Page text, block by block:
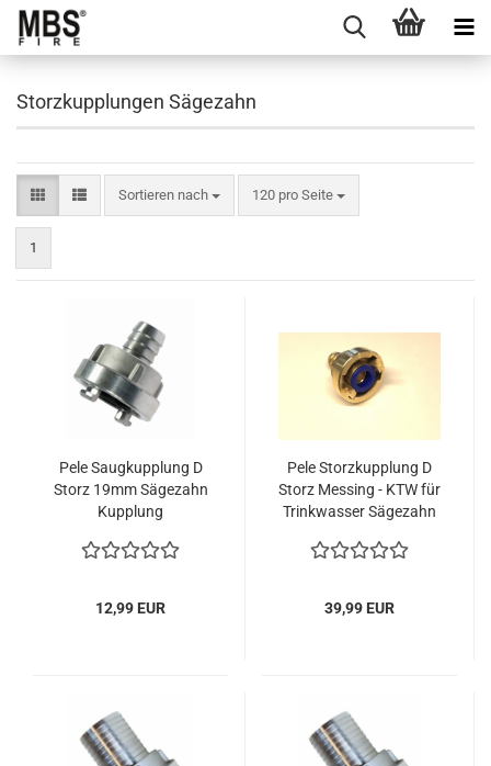
Storzkupplungen Sägezahn
Sortieren nach
Sortieren nach 120 pro Seite
pro Seite
1
Pele Saugkupplung D
Storz 19mm Sägezahn
Kupplung
Feuerwehr PN16 ALU
12,99 EUR
Pele Storzkupplung D
Storz Messing - KTW für
Trinkwasser Sägezahn
39,99 EUR